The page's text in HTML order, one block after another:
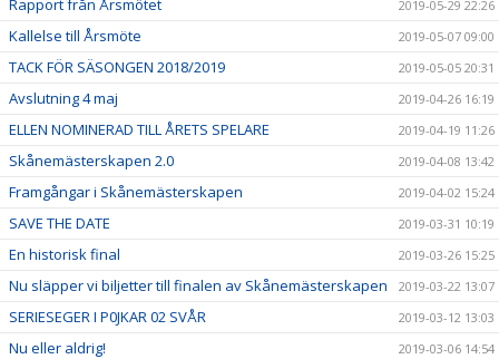
2019-05-29 22:26
Kallelse till Årsmöte 2019-05-07 09:00
TACK FÖR SÄSONGEN 2018/2019 2019-05-05 20:31
Avslutning 4 maj 2019-04-26 16:19
ELLEN NOMINERAD TILL ÅRETS SPELARE 2019-04-19 11:26
Skånemästerskapen 2.0 2019-04-08 13:42
Framgångar i Skånemästerskapen 2019-04-02 15:24
SAVE THE DATE 2019-03-31 10:19
En historisk final 2019-03-26 15:25
Nu släpper vi biljetter till finalen av Skånemästerskapen 2019-03-22 13:07
SERIESEGER I P0JKAR 02 SVÅR 2019-03-12 13:03
Nu eller aldrig! 2019-03-06 14:54